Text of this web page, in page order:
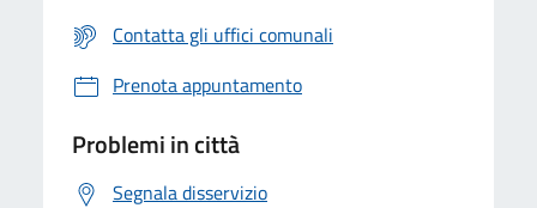
Contatta gli uffici comunali
Prenota appuntamento
Problemi in città
Segnala disservizio